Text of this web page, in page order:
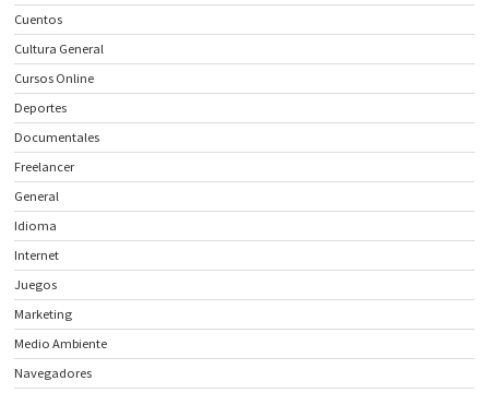
Cuentos
Cultura General
Cursos Online
Deportes
Documentales
Freelancer
General
Idioma
Internet
Juegos
Marketing
Medio Ambiente
Navegadores